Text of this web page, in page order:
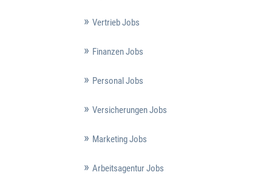
Vertrieb Jobs
Finanzen Jobs
Personal Jobs
Versicherungen Jobs
Marketing Jobs
Arbeitsagentur Jobs